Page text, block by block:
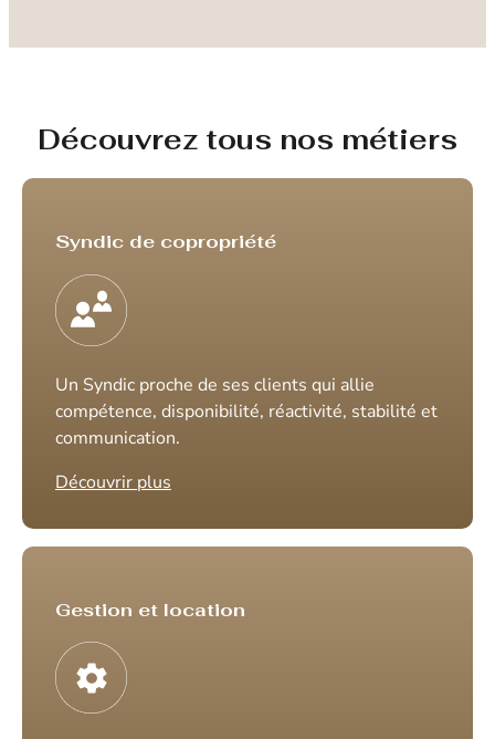
Découvrez tous nos métiers
Syndic de copropriété
Un Syndic proche de ses clients qui allie
compétence, disponibilité, réactivité, stabilité et
communication.
Découvrir plus
Gestion et location